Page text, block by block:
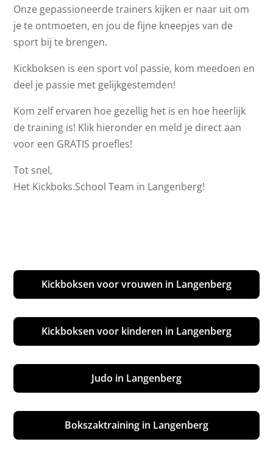
Onze gepassioneerde trainers kijken er naar uit om
je te ontmoeten, en jou de fijne kneepjes van de
sport bij te brengen.
Kickboksen is een sport vol passie, kom meedoen en
deel je passie met gelijkgestemden!
Kom zelf ervaren hoe gezellig het is en hoe heerlijk
de training is! Klik hieronder en meld je direct aan
voor een GRATIS proefles!
Tot snel,
Het Kickboks.School Team in Langenberg!
Kickboksen voor vrouwen in Langenberg
Kickboksen voor kinderen in Langenberg
Judo in Langenberg
Bokszaktraining in Langenberg